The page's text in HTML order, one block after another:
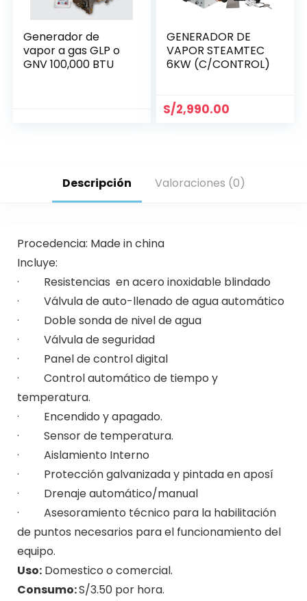
Generador de
vapor a gas GLP o
GNV 100,000 BTU
GENERADOR DE
VAPOR STEAMTEC
6KW (C/CONTROL)
S/2,990.00
Descripción Valoraciones (0)
Procedencia: Made in china
Incluye:
· Resistencias en acero inoxidable blindado
· Válvula de auto-llenado de agua automático
· Doble sonda de nivel de agua
· Válvula de seguridad
· Panel de control digital
· Control automático de tiempo y
temperatura.
· Encendido y apagado.
· Sensor de temperatura.
· Aislamiento Interno
· Protección galvanizada y pintada en aposí
· Drenaje automático/manual
· Asesoramiento técnico para la habilitación
de puntos necesarios para el funcionamiento del
equipo.
Uso:Domestico o comercial.
Consumo:S/3.50 por hora.